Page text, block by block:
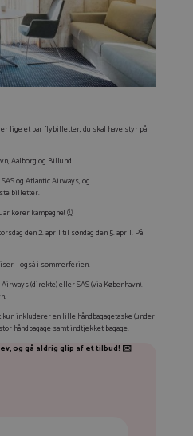
lige et par flybilletter, du skal have styr på
Aalborg og Billund.
og Atlantic Airways, og
billetter.
kører kampagne! ⏰
den 2. april til søndag den 5. april. På
– også i sommerferien!
(direkte) eller SAS (via København).
inkluderer en lille håndbagagetaske (under
håndbagage samt indtjekket bagage.
og gå aldrig glip af et tilbud! ✉️